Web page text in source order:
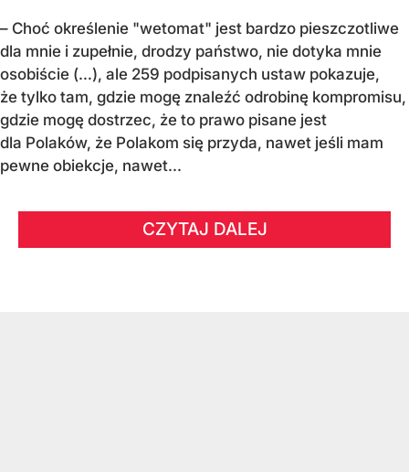
– Choć określenie "wetomat" jest bardzo pieszczotliwe
dla mnie i zupełnie, drodzy państwo, nie dotyka mnie
osobiście (…), ale 259 podpisanych ustaw pokazuje,
że tylko tam, gdzie mogę znaleźć odrobinę kompromisu,
gdzie mogę dostrzec, że to prawo pisane jest
dla Polaków, że Polakom się przyda, nawet jeśli mam
pewne obiekcje, nawet...
CZYTAJ DALEJ